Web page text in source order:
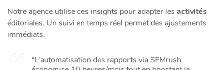
Notre agence utilise ces insights pour adapter les activités
éditoriales. Un suivi en temps réel permet des ajustements
immédiats.
“L’automatisation des rapports via SEMrush